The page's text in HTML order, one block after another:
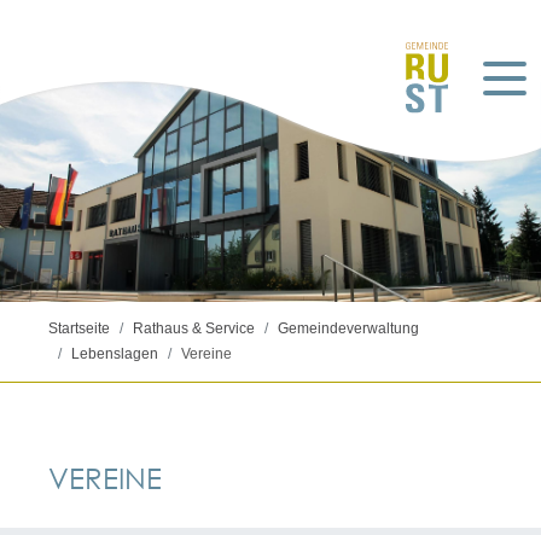
Startseite Rathaus & Service
Gemeindeverwaltung
Lebenslagen
Vereine
VEREINE